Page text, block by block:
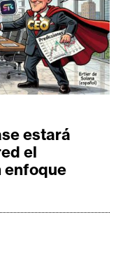
estará
el
enfoque